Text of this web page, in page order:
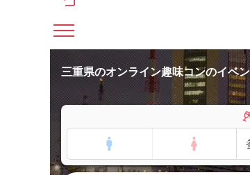
三重県のオンライン趣味コンのイベ